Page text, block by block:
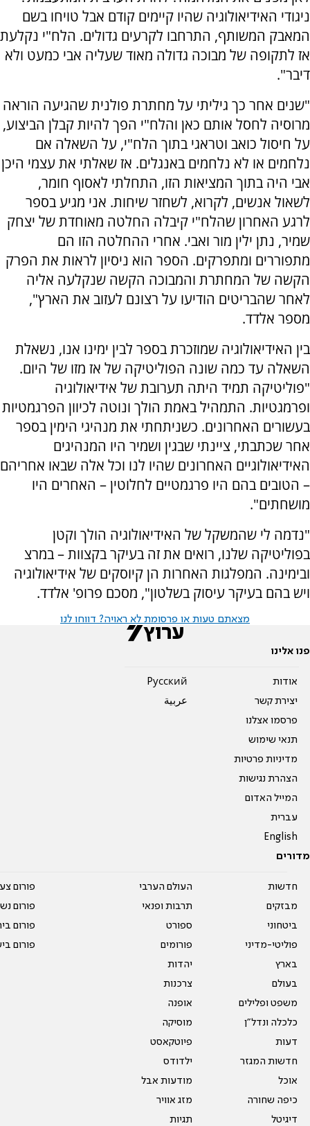
ניגודי האידיאולוגיה שהיו קיימים קודם אבל טויחו בשם
המאבק המשותף, התרחבו לקרעים גדולים. הלח"י נקלעת
אז לתקופה של מבוכה גדולה מאוד שעליה אבי כמעט ולא
דיבר".
"שנים אחר כך גיליתי על מחתרת פולנית שהגיעה הוראה
מרוסיה לחסל אותם כאן והלח"י הפך להיות קבלן הביצוע,
על חיסול כואב וטראגי בתוך הלח"י, על השאלה אם
נלחמים או לא נלחמים באנגלים. אז שאלתי את עצמי היכן
אבי היה בתוך המציאות הזו, התחלתי לאסוף חומר,
לשאול אנשים, לקרוא, לשחזר שיחות. אני מגיע בספר
לרגע האחרון שהלח"י קיבלה החלטה מאוחדת של יצחק
שמיר, נתן ילין מור ואבי. אחרי ההחלטה הזו הם
מתפוררים ומתפרקים. הספר הוא ניסיון לראות את הפרק
הקשה של המחתרת והמבוכה הקשה שנקלעה אליה
לאחר שהבריטים הודיעו על רצונם לעזוב את הארץ",
מספר אלדד.
בין האידיאולוגיה שמוזכרת בספר לבין ימינו אנו, נשאלת
השאלה עד כמה שונה הפוליטיקה של אז מזו של היום.
"פוליטיקה תמיד היתה תערובת של אידיאולוגיה
ופרמגטיות. התמהיל באמת הולך ונוטה לכיוון הפרגמטיות
בעשורים האחרונים. כשניתחתי את מנהיגי הימין בספר
אחר שכתבתי, ציינתי שבגין ושמיר היו המנהיגים
האידיאולוגיים האחרונים שהיו לנו וכל אלה שבאו אחריהם
– הטובים בהם היו פרגמטיים לחלוטין – האחרים היו
מושחתים".
"נדמה לי שהמשקל של האידיאולוגיה הולך וקטן
בפוליטיקה שלנו, רואים את זה בעיקר בקצוות – במרצ
ובימינה. המפלגות האחרות הן קיוסקים של אידיאולוגיה
ויש בהם בעיקר עיסוק בשלטון", מסכם פרופ' אלדד.
מצאתם טעות או פרסומת לא ראויה? דווחו לנו
פנו אלינו
אודות
יצירת קשר
פרסמו אצלנו
תנאי שימוש
מדיניות פרטיות
הצהרת נגישות
המייל האדום
עברית
English
Pусский
عربية
מדורים
חדשות
מבזקים
ביטחוני
פוליטי-מדיני
בארץ
בעולם
משפט ופלילים
כלכלה ונדל"ן
דעות
חדשות המגזר
אוכל
כיפה שחורה
דיגיטל
העולם הערבי
תרבות ופנאי
ספורט
פורומים
יהדות
צרכנות
אופנה
מוסיקה
פיוטקאסט
ילדודס
מודעות אבל
מזג אוויר
תגיות
פורום
פורום
פורום
פורום